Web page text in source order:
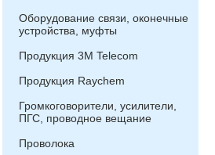
Оборудование связи, оконечные
устройства, муфты
Продукция 3М Telecom
Продукция Raychem
Громкоговорители, усилители,
ПГС, проводное вещание
Проволока